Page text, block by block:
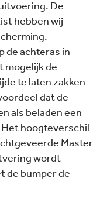
De
hebben wij
de achteras in
mogelijk de
te laten zakken
dat de
als beladen een
hoogteverschil
Master
wordt
de bumper de